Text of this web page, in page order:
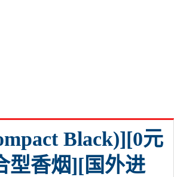
Black)][0元
型香烟][国外进